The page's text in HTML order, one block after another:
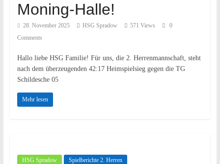
Moning-Halle!
28. November 2025 HSG Spradow 571 Views
0
Comments
Hallo liebe HSG Familie! Für uns, die 2. Herrenmannschaft, steht
nach dem überzeugenden 42:17 Heimspielsieg gegen die TG
Schildesche 05
Mehr lesen
HSG Spradow Spielberichte 2. Herren